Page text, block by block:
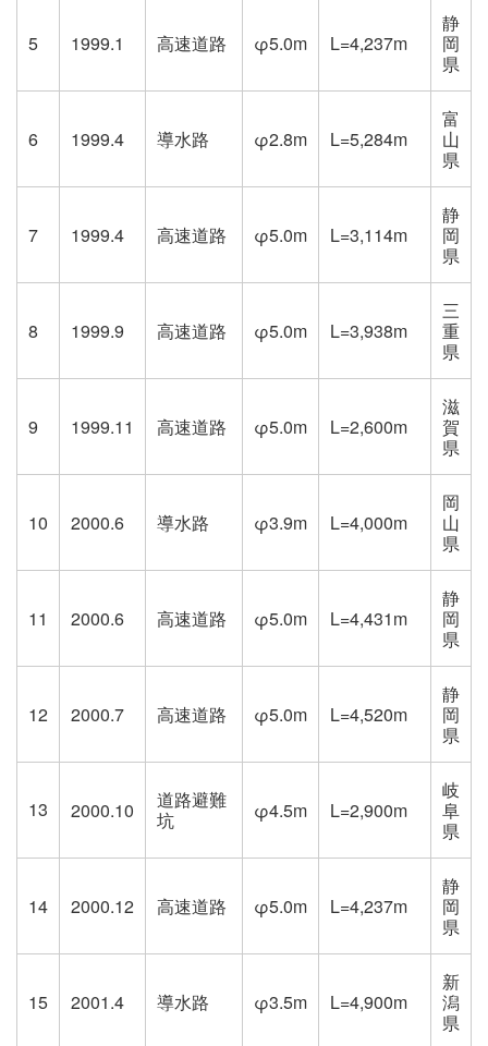
5 1999.1 高速道路 φ5.0m L=4,237m
静
岡
県
6 1999.4 導水路 φ2.8m L=5,284m
富
山
県
7 1999.4 高速道路 φ5.0m L=3,114m
静
岡
県
8 1999.9 高速道路 φ5.0m L=3,938m
三
重
県
9 1999.11 高速道路 φ5.0m L=2,600m
滋
賀
県
10 2000.6 導水路 φ3.9m L=4,000m
岡
山
県
11 2000.6 高速道路 φ5.0m L=4,431m
静
岡
県
12 2000.7 高速道路 φ5.0m L=4,520m
静
岡
県
13 2000.10
道路避難
坑
φ4.5m L=2,900m
岐
阜
県
14 2000.12 高速道路 φ5.0m L=4,237m
静
岡
県
15 2001.4 導水路 φ3.5m L=4,900m
新
潟
県